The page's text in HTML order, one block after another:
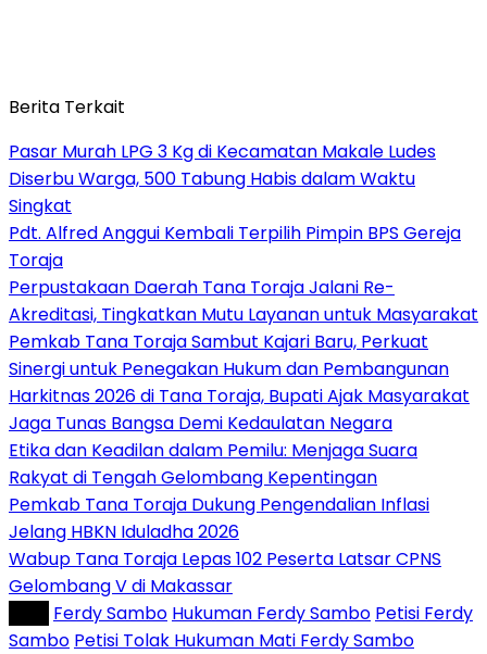
Berita Terkait
Pasar Murah LPG 3 Kg di Kecamatan Makale Ludes
Diserbu Warga, 500 Tabung Habis dalam Waktu
Singkat
Pdt. Alfred Anggui Kembali Terpilih Pimpin BPS Gereja
Toraja
Perpustakaan Daerah Tana Toraja Jalani Re-
Akreditasi, Tingkatkan Mutu Layanan untuk Masyarakat
Pemkab Tana Toraja Sambut Kajari Baru, Perkuat
Sinergi untuk Penegakan Hukum dan Pembangunan
Harkitnas 2026 di Tana Toraja, Bupati Ajak Masyarakat
Jaga Tunas Bangsa Demi Kedaulatan Negara
Etika dan Keadilan dalam Pemilu: Menjaga Suara
Rakyat di Tengah Gelombang Kepentingan
Pemkab Tana Toraja Dukung Pengendalian Inflasi
Jelang HBKN Iduladha 2026
Wabup Tana Toraja Lepas 102 Peserta Latsar CPNS
Gelombang V di Makassar
Ferdy Sambo Hukuman Ferdy Sambo Petisi Ferdy
Sambo Petisi Tolak Hukuman Mati Ferdy Sambo